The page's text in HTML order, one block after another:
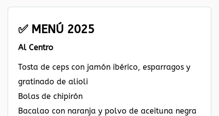
✅ MENÚ 2025
Al Centro
Tosta de ceps con jamón ibérico, esparragos y
gratinado de alioli
Bolas de chipirón
Bacalao con naranja y polvo de aceituna negra